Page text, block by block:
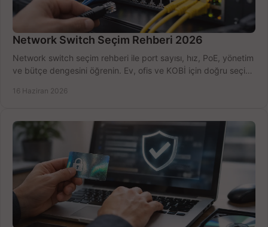
Network Switch Seçim Rehberi 2026
Network switch seçim rehberi ile port sayısı, hız, PoE, yönetim
ve bütçe dengesini öğrenin. Ev, ofis ve KOBİ için doğru seçimi
16 Haziran 2026